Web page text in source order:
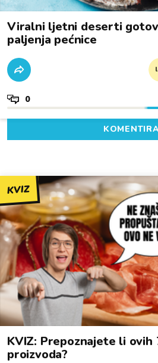
Viralni ljetni deserti
paljenja pećnice
0
KVIZ
KVIZ: Prepoznajete li
proizvoda?